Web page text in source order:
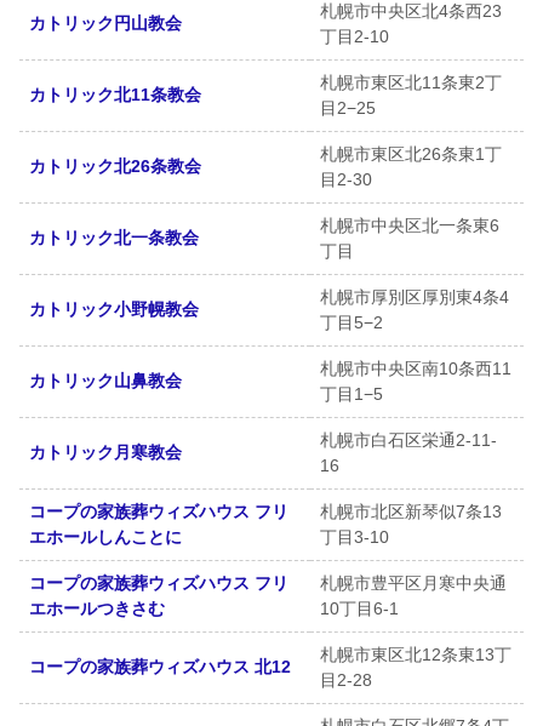
カトリック円山教会
札幌市中央区北4条西23
丁目2-10
カトリック北11条教会
札幌市東区北11条東2丁
目2−25
カトリック北26条教会
札幌市東区北26条東1丁
目2-30
カトリック北一条教会
札幌市中央区北一条東6
丁目
カトリック小野幌教会
札幌市厚別区厚別東4条4
丁目5−2
カトリック山鼻教会
札幌市中央区南10条西11
丁目1−5
カトリック月寒教会
札幌市白石区栄通2-11-
16
コープの家族葬ウィズハウス フリ
エホールしんことに
札幌市北区新琴似7条13
丁目3-10
コープの家族葬ウィズハウス フリ
エホールつきさむ
札幌市豊平区月寒中央通
10丁目6-1
コープの家族葬ウィズハウス 北12
札幌市東区北12条東13丁
目2-28